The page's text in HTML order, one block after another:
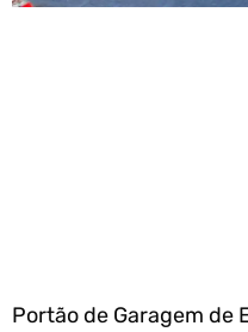
Portão de Garagem de